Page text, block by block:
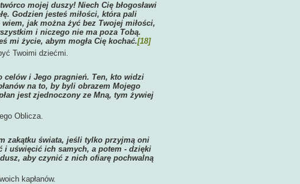
mojej duszy! Niech Cię błogosławi
Godzien jesteś miłości, która pali
jak można żyć bez Twojej miłości,
i niczego nie ma poza Tobą.
mi życie, abym mogła Cię kochać.[18]
Twoimi dziećmi.
celów i Jego pragnień. Ten, kto widzi
na to, by byli obrazem Mojego
jest zjednoczony ze Mną, tym żywiej
Oblicza.
zakątku świata, jeśli tylko przyjmą oni
i uświęcić ich samych, a potem - dzięki
aby czynić z nich ofiarę pochwalną
kapłanów.